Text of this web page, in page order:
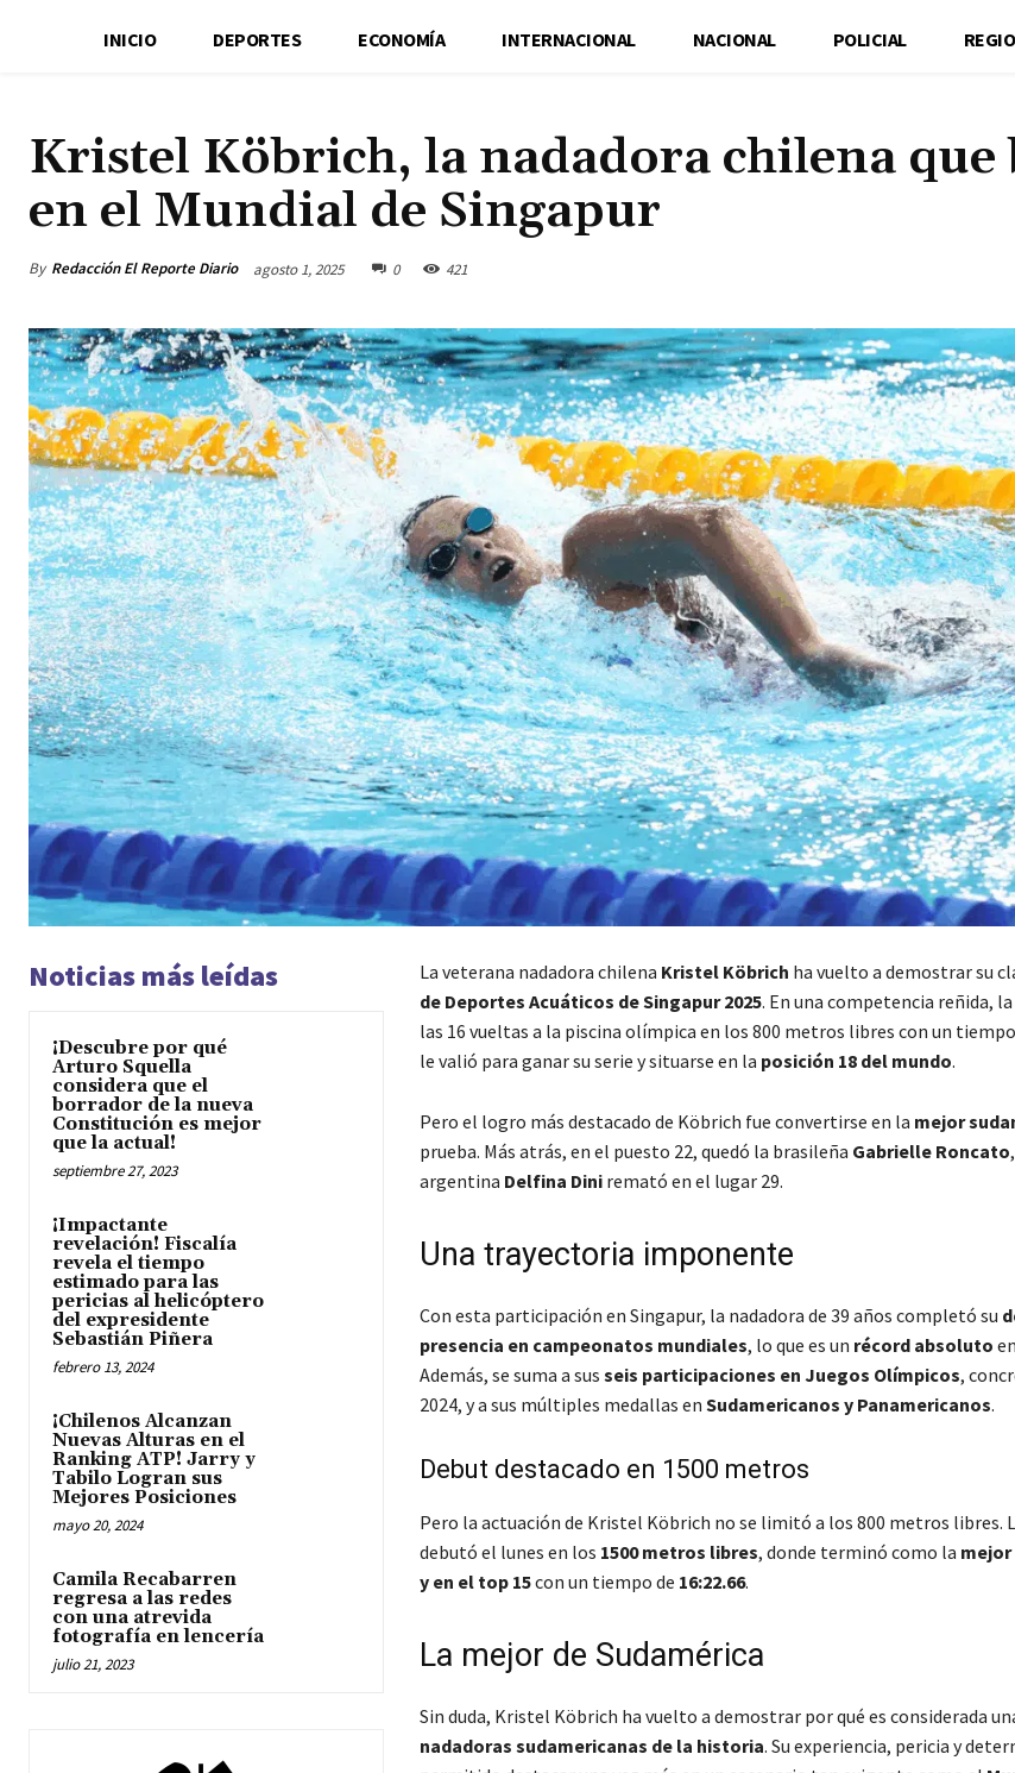
INICIO DEPORTES ECONOMÍA INTERNACIONAL NACIONAL POLICIAL
Kristel Köbrich, la nadadora chilena
en el Mundial de Singapur
By Redacción El Reporte Diario agosto 1, 2025 0 421
Noticias más leídas
¡Descubre por qué
Arturo Squella
considera que el
borrador de la nueva
Constitución es mejor
que la actual!
septiembre 27, 2023
¡Impactante
revelación! Fiscalía
revela el tiempo
estimado para las
pericias al helicóptero
del expresidente
Sebastián Piñera
febrero 13, 2024
¡Chilenos Alcanzan
Nuevas Alturas en el
Ranking ATP! Jarry y
Tabilo Logran sus
Mejores Posiciones
mayo 20, 2024
Camila Recabarren
regresa a las redes
con una atrevida
fotografía en lencería
julio 21, 2023
La veterana nadadora chilena Kristel Köbrich ha vuelto a demostrar su
de Deportes Acuáticos de Singapur 2025. En una competencia reñida,
las 16 vueltas a la piscina olímpica en los 800 metros libres con un
le valió para ganar su serie y situarse en la posición 18 del mundo.
Pero el logro más destacado de Köbrich fue convertirse en la mejor
prueba. Más atrás, en el puesto 22, quedó la brasileña Gabrielle Roncato
argentina Delfina Diniremató en el lugar 29.
Una trayectoria imponente
Con esta participación en Singapur, la nadadora de 39 años completó su
presencia en campeonatos mundiales, lo que es un récord absoluto
Además, se suma a sus seis participaciones en Juegos Olímpicos,
2024, y a sus múltiples medallas en Sudamericanos y Panamericanos.
Debut destacado en 1500 metros
Pero la actuación de Kristel Köbrich no se limitó a los 800 metros libres.
debutó el lunes en los 1500 metros libres, donde terminó como la
y en el top 15con un tiempo de 16:22.66.
La mejor de Sudamérica
Sin duda, Kristel Köbrich ha vuelto a demostrar por qué es considerada
nadadoras sudamericanas de la historia. Su experiencia, pericia y